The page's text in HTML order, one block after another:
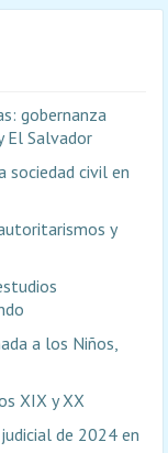
gobernanza
El Salvador
civil en
y
a los Niños,
XIX y XX
de 2024 en